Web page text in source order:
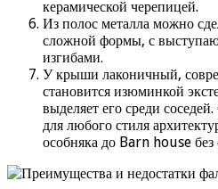
керамической черепицей.
Из полос металла можно
сложной формы, с
изгибами.
У крыши лаконичный,
становится изюминкой
выделяет его среди
для любого стиля
особняка до Barn house без